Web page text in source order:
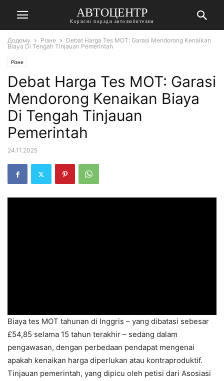
АВТОЦЕНТР
Корисні поради автолюбителям
Додому Різне
Debat Harga Tes MOT: Garasi Mendorong Kenaikan
Biaya Di Tengah Tinjauan Pemerintah
Різне
Debat Harga Tes MOT: Garasi
Mendorong Kenaikan Biaya
Di Tengah Tinjauan
Pemerintah
24.11.2025
Biaya tes MOT tahunan di Inggris – yang dibatasi sebesar
£54,85 selama 15 tahun terakhir – sedang dalam
pengawasan, dengan perbedaan pendapat mengenai
apakah kenaikan harga diperlukan atau kontraproduktif.
Tinjauan pemerintah, yang dipicu oleh petisi dari Asosiasi